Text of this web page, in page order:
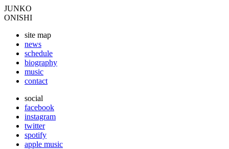
JUNKO
ONISHI
site map
news
schedule
biography
music
contact
social
facebook
instagram
twitter
spotify
apple music